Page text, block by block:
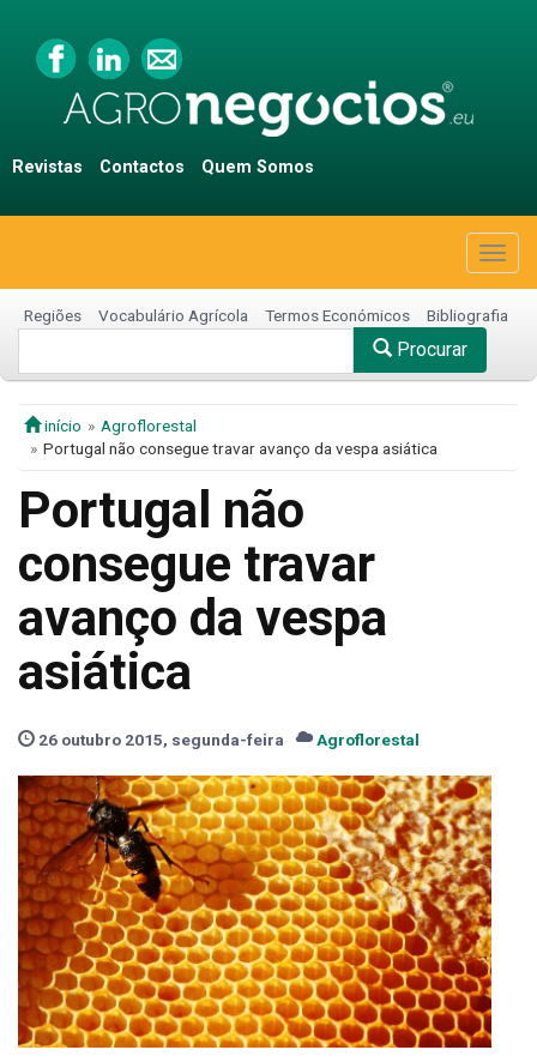
Revistas Contactos Quem Somos
Regiões Vocabulário Agrícola Termos Económicos Bibliografia
Procurar
início
Agroflorestal
Portugal não consegue travar avanço da vespa asiática
Portugal não
consegue travar
avanço da vespa
asiática
26 outubro 2015, segunda-feira Agroflorestal